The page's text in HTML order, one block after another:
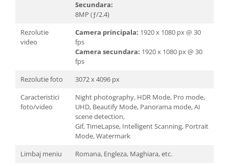
Secundara:
8MP (ƒ/2.4)
Rezolutie
video
Camera principala: 1920 x 1080 px @ 30
fps
Camera secundara: 1920 x 1080 px @ 30
fps
Rezolutie foto
3072 x 4096 px
Caracteristici
foto/video
Night photography, HDR Mode, Pro mode,
UHD, Beautify Mode, Panorama mode, AI
scene detection,
Gif, TimeLapse, Intelligent Scanning, Portrait
Mode, Watermark
Limbaj meniu
Romana, Engleza, Maghiara, etc.